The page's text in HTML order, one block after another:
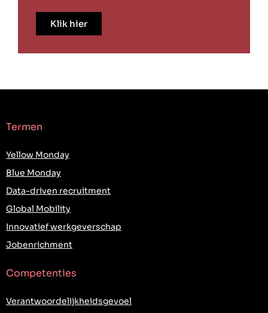
Klik hier
Termen
Yellow Monday
Blue Monday
Data-driven recruitment
Global Mobility
Innovatief werkgeverschap
Jobenrichment
Competenties
Verantwoordelijkheidsgevoel